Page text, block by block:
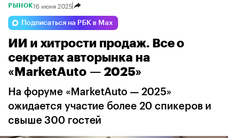
Lada Changan
Voyah Jaecoo Omoda
РЫНОК16 июня 2025
Подписаться на РБК в Max
ИИ и хитрости продаж. Все о
секретах авторынка на
«MarketAuto — 2025»
На форуме «MarketAuto — 2025»
ожидается участие более 20 спикеров и
свыше 300 гостей